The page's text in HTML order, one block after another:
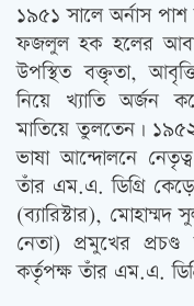
১৯৫১ সালে অর্নাস
ফজলুল হক হলের
উপস্থিত বক্তৃতা,
নিয়ে খ্যাতি অর্জন
মাতিয়ে তুলতেন।
ভাষা আন্দোলনে
তাঁর এম.এ. ডিগ্রি
(ব্যারিস্টার),
নেতা) প্রমুখের প্রচণ্ড
কর্তৃপক্ষ তাঁর এম.এ.